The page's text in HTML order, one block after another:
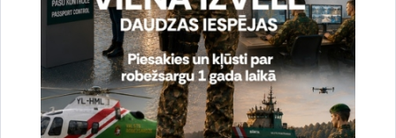
2026. gada 6. augusts uz valsts robežas un
valsts iekšienē
Statistika